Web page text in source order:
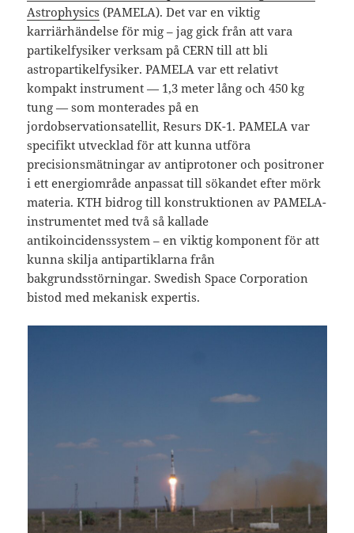
Astrophysics (PAMELA). Det var en viktig
karriärhändelse för mig – jag gick från att vara
partikelfysiker verksam på CERN till att bli
astropartikelfysiker. PAMELA var ett relativt
kompakt instrument — 1,3 meter lång och 450 kg
tung — som monterades på en
jordobservationsatellit, Resurs DK-1. PAMELA var
specifikt utvecklad för att kunna utföra
precisionsmätningar av antiprotoner och positroner
i ett energiområde anpassat till sökandet efter mörk
materia. KTH bidrog till konstruktionen av PAMELA-
instrumentet med två så kallade
antikoincidenssystem – en viktig komponent för att
kunna skilja antipartiklarna från
bakgrundsstörningar. Swedish Space Corporation
bistod med mekanisk expertis.